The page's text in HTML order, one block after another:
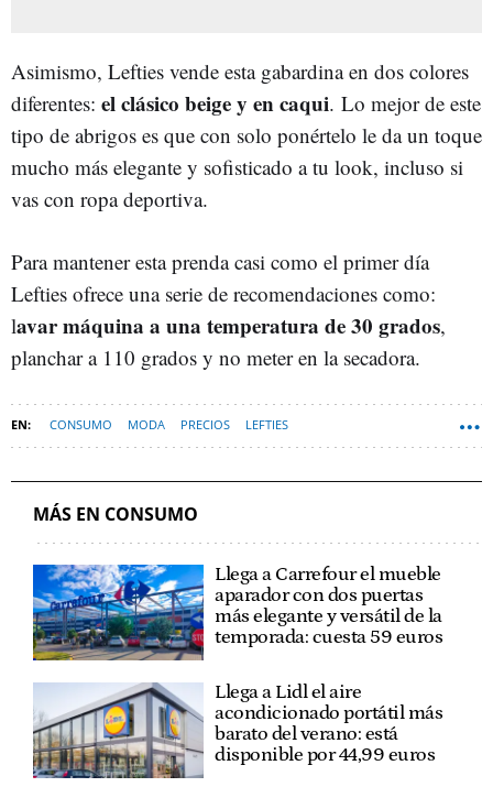
Asimismo, Lefties vende esta gabardina en dos colores
diferentes: el clásico beige y en caqui. Lo mejor de este
tipo de abrigos es que con solo ponértelo le da un toque
mucho más elegante y sofisticado a tu look, incluso si
vas con ropa deportiva.
Para mantener esta prenda casi como el primer día
Lefties ofrece una serie de recomendaciones como:
lavar máquina a una temperatura de 30 grados,
planchar a 110 grados y no meter en la secadora.
CONSUMO MODA PRECIOS LEFTIES
MÁS EN CONSUMO
Llega a Carrefour el mueble
aparador con dos puertas
más elegante y versátil de la
temporada: cuesta 59 euros
Llega a Lidl el aire
acondicionado portátil más
barato del verano: está
disponible por 44,99 euros